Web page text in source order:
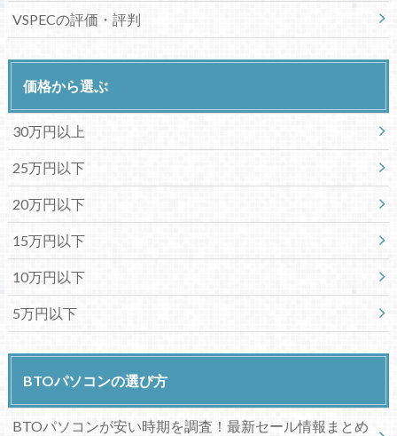
VSPECの評価・評判
価格から選ぶ
30万円以上
25万円以下
20万円以下
15万円以下
10万円以下
5万円以下
BTOパソコンの選び方
BTOパソコンが安い時期を調査！最新セール情報まとめ